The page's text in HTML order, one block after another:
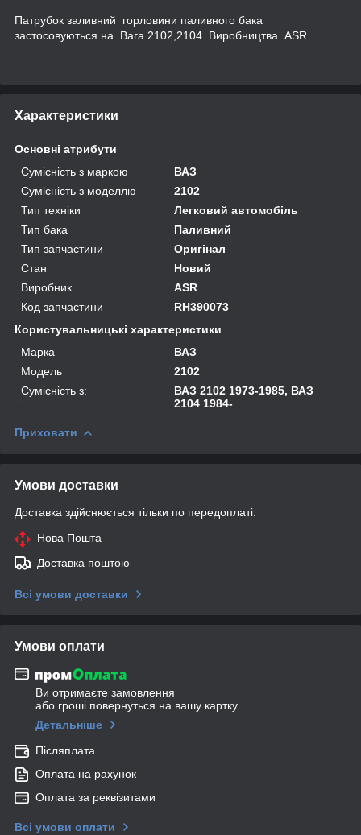
Патрубок заливний горловини паливного бака
застосовуються на Вага 2102,2104. Виробництва ASR.
Характеристики
Основні атрибути
Сумісність з маркою
ВАЗ
Сумісність з моделлю
2102
Тип техніки
Легковий автомобіль
Тип бака
Паливний
Тип запчастини
Оригінал
Стан
Новий
Виробник
ASR
Код запчастини
RH390073
Користувальницькі характеристики
Марка
ВАЗ
Модель
2102
Сумісність з:
ВАЗ 2102 1973-1985, ВАЗ
2104 1984-
Приховати
Умови доставки
Доставка здійснюється тільки по передоплаті.
Нова Пошта
Доставка поштою
Всі умови доставки
Умови оплати
Ви отримаєте замовлення
або гроші повернуться на вашу картку
Детальніше
Післяплата
Оплата на рахунок
Оплата за реквізитами
Всі умови оплати